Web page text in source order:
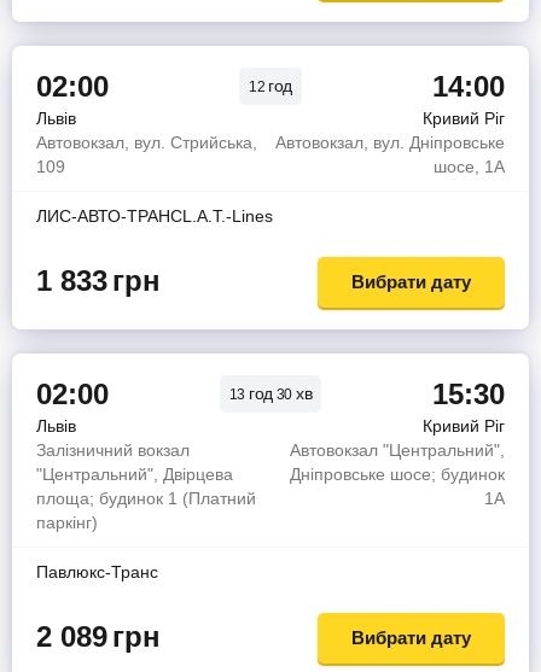
02:00 12 год 14:00
Львів
Кривий Ріг
Автовокзал, вул. Стрийська,
109
Автовокзал, вул. Дніпровське
шосе, 1А
ЛИС-АВТО-ТРАНСL.A.T.-Lines
1 833грн Вибрати дату
02:00 13 год 30 хв 15:30
Львів
Кривий Ріг
Залізничний вокзал
"Центральний", Двірцева
площа; будинок 1 (Платний
паркінг)
Автовокзал "Центральний",
Дніпровське шосе; будинок
1А
Павлюкс-Транс
2 089грн Вибрати дату